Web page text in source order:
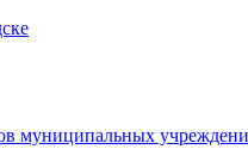
муниципальных